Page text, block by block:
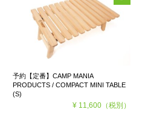
予約【定番】CAMP MANIA
PRODUCTS / COMPACT MINI TABLE
(S)
¥ 11,600（税別）